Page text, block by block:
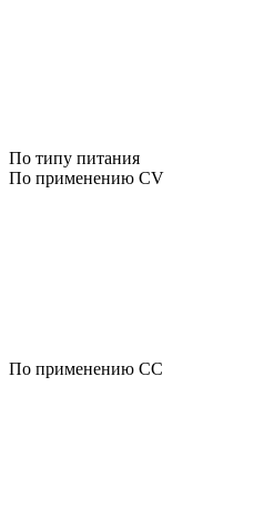
По типу питания
По применению CV
По применению CC